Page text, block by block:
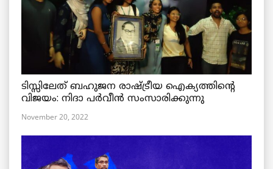
ടിസ്സിലേത് ബഹുജന രാഷ്ട്രീയ ഐക്യത്തിന്റെ
വിജയം: നിദാ പർവീൻ സംസാരിക്കുന്നു
November 20, 2022